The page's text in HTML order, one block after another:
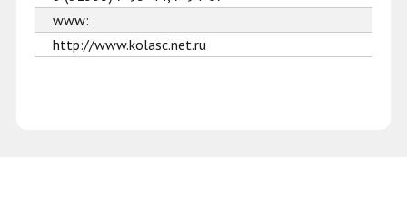
www:
http://www.kolasc.net.ru